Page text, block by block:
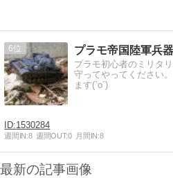
6 プラモ帝国陸軍兵
プラモ初心者のミリタ
守ってやってください。 ご意見・ご感想お待ちしており
ます(`o´)
1530284
週間IN:8 週間OUT:0 月間IN:8
最新の記事画像